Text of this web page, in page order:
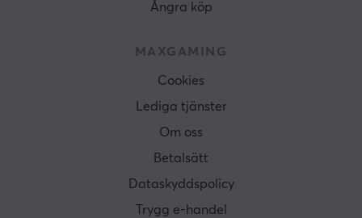
Ångra köp
MAXGAMING
Cookies
Lediga tjänster
Om oss
Betalsätt
Dataskyddspolicy
Trygg e-handel